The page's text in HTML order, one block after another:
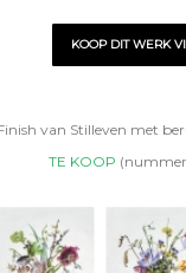
KOOP DIT WERK
van Stilleven met
TE KOOP